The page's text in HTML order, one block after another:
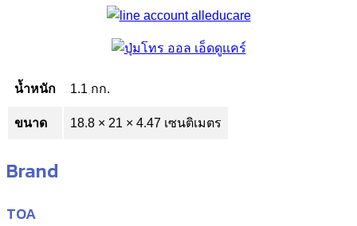
น้ำหนัก 1.1 กก.
ขนาด 18.8 × 21 × 4.47 เซนติเมตร
Brand
TOA